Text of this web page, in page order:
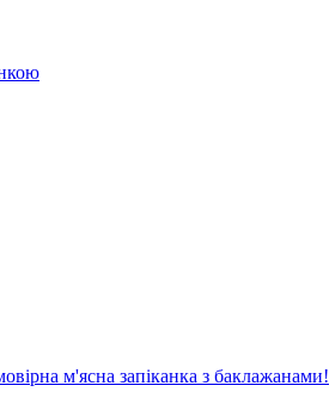
м'ясна запіканка з баклажанами!